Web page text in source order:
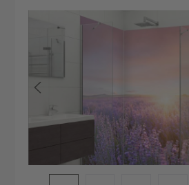
Bildergalerie überspringen